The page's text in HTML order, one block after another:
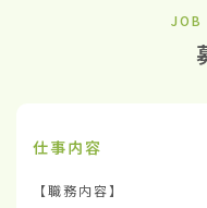
JOB
仕事内容
【職務内容】